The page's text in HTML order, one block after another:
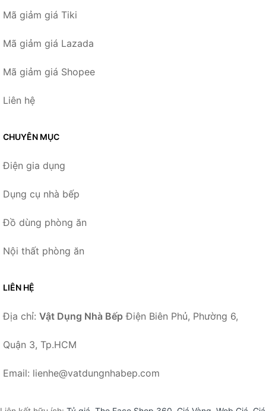
Mã giảm giá Tiki
Mã giảm giá Lazada
Mã giảm giá Shopee
Liên hệ
CHUYÊN MỤC
Điện gia dụng
Dụng cụ nhà bếp
Đồ dùng phòng ăn
Nội thất phòng ăn
LIÊN HỆ
Địa chỉ: Vật Dụng Nhà Bếp Điện Biên Phủ, Phường 6,
Quận 3, Tp.HCM
Email: lienhe@vatdungnhabep.com